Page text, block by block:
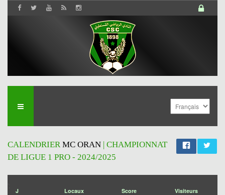
CALENDRIERMC ORAN | CHAMPIONNAT
DE LIGUE 1 PRO - 2024/2025
J Locaux Score Visiteurs